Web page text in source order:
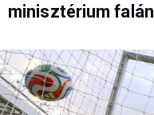
minisztérium falán